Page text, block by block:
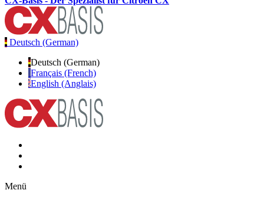
Deutsch (German)
Deutsch (German)
Français (French)
English (Anglais)
Menü